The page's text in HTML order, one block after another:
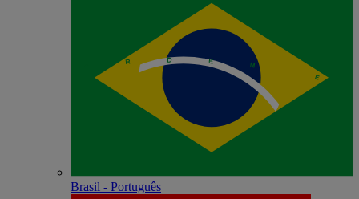
Brasil - Português